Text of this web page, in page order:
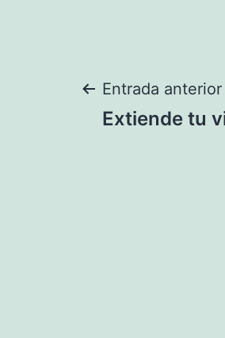
Entrada anterior
Extiende tu